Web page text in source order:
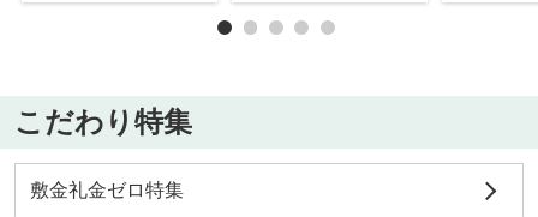
こだわり特集
敷金礼金ゼロ特集